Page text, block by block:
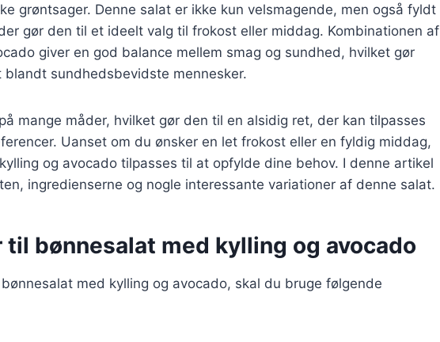
grøntsager. Denne salat er ikke kun velsmagende, men også fyldt
gør den til et ideelt valg til frokost eller middag. Kombinationen af
giver en god balance mellem smag og sundhed, hvilket gør
sundhedsbevidste mennesker.
mange måder, hvilket gør den til en alsidig ret, der kan tilpasses
Uanset om du ønsker en let frokost eller en fyldig middag,
og avocado tilpasses til at opfylde dine behov. I denne artikel
ingredienserne og nogle interessante variationer af denne salat.
til bønnesalat med kylling og avocado
med kylling og avocado, skal du bruge følgende